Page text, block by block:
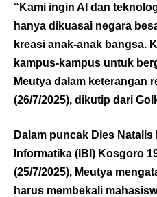
“Kami ingin AI dan
hanya dikuasai negara
kreasi anak-anak bangsa.
kampus-kampus untuk
Meutya dalam keterangan
(26/7/2025), dikutip dari
Dalam puncak Dies
Informatika (IBI) Kosgoro
(25/7/2025), Meutya
harus membekali